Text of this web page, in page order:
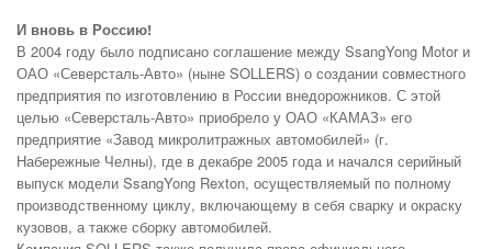
И вновь в Россию!
В 2004 году было подписано соглашение между SsangYong Motor и
ОАО «Северсталь-Авто» (ныне SOLLERS) о создании совместного
предприятия по изготовлению в России внедорожников. С этой
целью «Северсталь-Авто» приобрело у ОАО «КАМАЗ» его
предприятие «Завод микролитражных автомобилей» (г.
Набережные Челны), где в декабре 2005 года и начался серийный
выпуск модели SsangYong Rexton, осуществляемый по полному
производственному циклу, включающему в себя сварку и окраску
кузовов, а также сборку автомобилей.